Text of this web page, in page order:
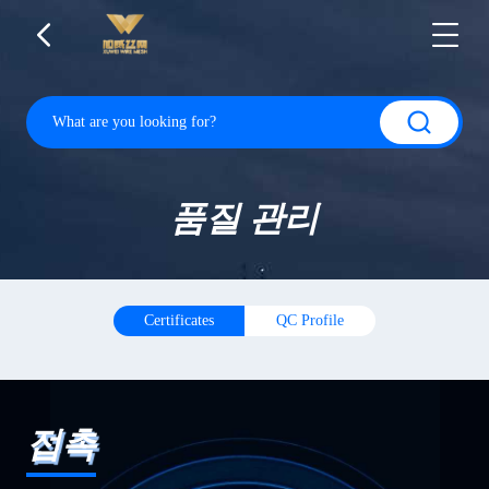
품질 관리
Certificates QC Profile
접촉